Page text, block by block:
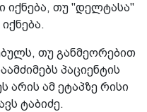
იქნება, თუ "დელტასა"
თუ განმეორებით
პაციენტის
არის ამ ეტაპზე რისი
ტაბიძე.